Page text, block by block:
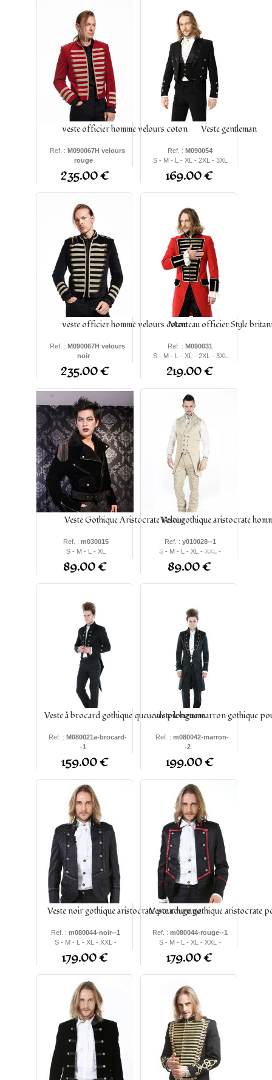
veste officier homme velours coton
Ref. : M090067H velours
rouge
S - M - L - XL - 2XL - 3XL
235.00 €
Veste gentleman
Ref. : M090054
S - M - L - XL - 2XL - 3XL
169.00 €
veste officier homme velours coton
Ref. : M090067H velours
noir
S - M - L - XL - 2XL - 3XL
235.00 €
Manteau officier Style
Ref. : M090031
S - M - L - XL - 2XL - 3XL
219.00 €
Veste Gothique Aristocrate Velour
Ref. : m030015
S - M - L - XL
89.00 €
Veste gothique aristocrate
Ref. : y010028--1
S - M - L - XL - XXL -
XXXL
4XL 5XL
89.00 €
Veste à brocard gothique queue de pie homme
Ref. : M080021a-brocard-
-1
S - M - L - XL - XXL -
XXXL
159.00 €
veste longue marron gothique
Ref. : m080042-marron-
-2
-XL- XXL -
XXXL
199.00 €
Veste noir gothique aristocrate pour homme
Ref. : m080044-noir--1
S - M - L - XL - XXL -
XXXL
179.00 €
Veste rouge gothique aristocrate
Ref. : m080044-rouge--1
S - M - L - XL - XXL -
XXXL
179.00 €